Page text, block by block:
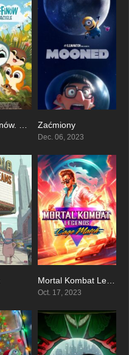
7.8 Zaćmiony
Dec. 06, 2023
5.8Mortal Kombat Legends: Cage Match
Oct. 17, 2023